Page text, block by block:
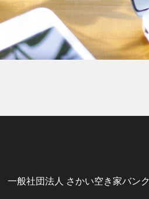
一般社団法人 さかい空き家バンク